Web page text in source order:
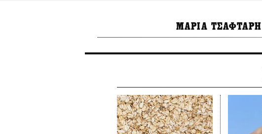
ΜΑΡΙΑ ΤΣΑΦΤΑΡΗ